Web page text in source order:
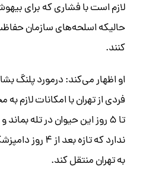
لازم است با فشاری که برای
حالیکه اسلحه‌های سازمان
کنند.
او اظهار می‌کند: درمورد پلنگ
تا ۵ روز این حیوان در تله
ندارد که
به تهران منتقل کند.